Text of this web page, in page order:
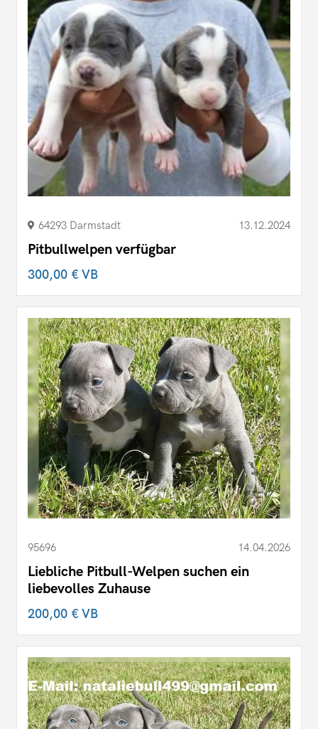
64293 Darmstadt 13.12.2024
Pitbullwelpen verfügbar
300,00 €VB
95696 14.04.2026
Liebliche Pitbull-Welpen suchen ein
liebevolles Zuhause
200,00 €VB